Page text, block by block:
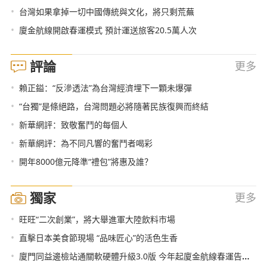
• 台灣如果拿掉一切中國傳統與文化，將只剩荒蕪
• 廈金航線開啟春運模式 預計運送旅客20.5萬人次
評論 更多
• 賴正鎰：“反滲透法”為台灣經濟埋下一顆未爆彈
• “台獨”是條絕路，台灣問題必將隨著民族復興而終結
• 新華網評：致敬奮鬥的每個人
• 新華網評：為不同凡響的奮鬥者喝彩
• 開年8000億元降準“禮包”將惠及誰？
獨家 更多
• 旺旺“二次創業”，將大舉進軍大陸飲料市場
• 直擊日本美食節現場 “品味匠心”的活色生香
• 廈門同益邊檢站通關軟硬體升級3.0版 今年起廈金航線春運告別“擁堵模式”